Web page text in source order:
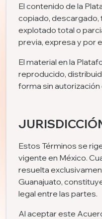
El contenido de la
copiado,
explotado total o
previa, expresa y por
El material en la
reproducido,
forma sin autorización
Estos Términos se
vigente en México.
resuelta
Guanajuato,
legal entre las partes.
Al aceptar este